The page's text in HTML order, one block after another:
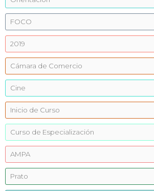
FOCO
2019
Cámara de Comercio
Cine
Inicio de Curso
Curso de Especialización
AMPA
Prato